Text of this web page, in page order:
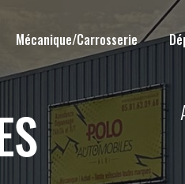
Mécanique/Carrosserie